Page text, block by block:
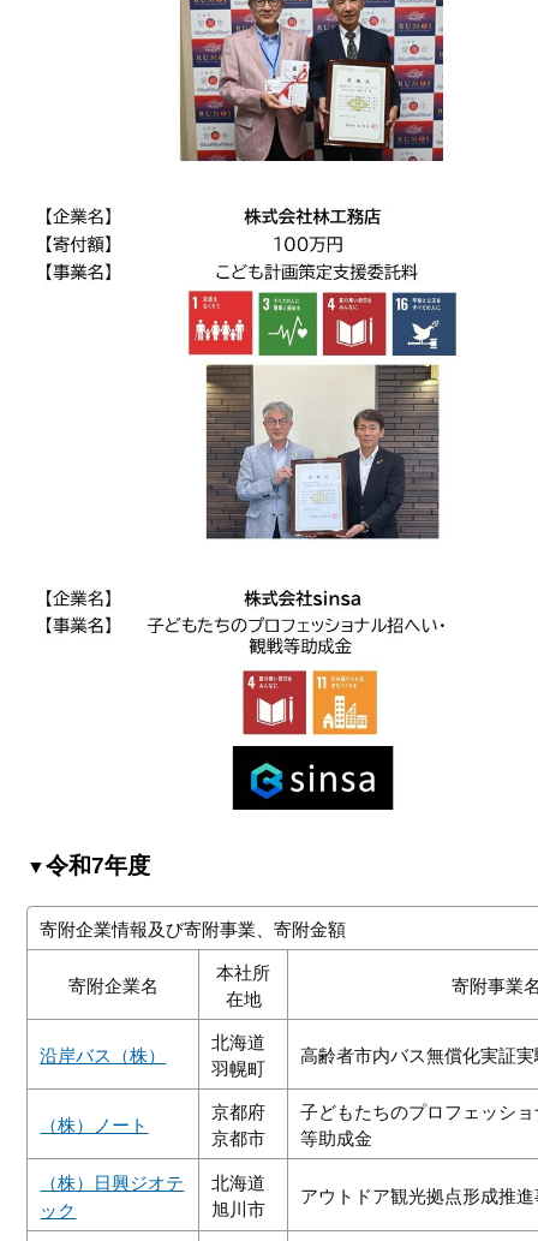
▼令和7年度
寄附企業情報及び寄附事業、寄附金額
寄附企業名
本社所
在地
寄附事業
沿岸バス （株）
北海道
羽幌町
高齢者市内バス無償化実証
（株） ノート
京都府
京都市
子どもたちのプロフェッシ
等助成金
（株） 日興ジオテ
ック
北海道
旭川市
アウトドア観光拠点形成推